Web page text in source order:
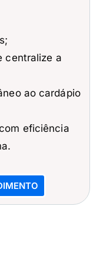
centralize a
ao cardápio
eficiência